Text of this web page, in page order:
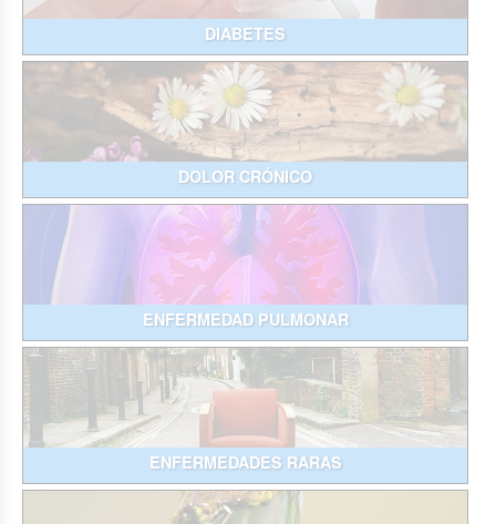
DIABETES
DOLOR CRÓNICO
ENFERMEDAD PULMONAR
ENFERMEDADES RARAS